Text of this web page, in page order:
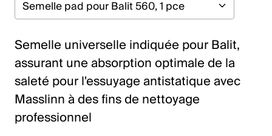
Français
Italiano
English
Autriche
Deutsch
Semelle universelle indiquée pour Balit,
assurant une absorption optimale de la
saleté pour l'essuyage antistatique avec
Masslinn à des fins de nettoyage
professionnel